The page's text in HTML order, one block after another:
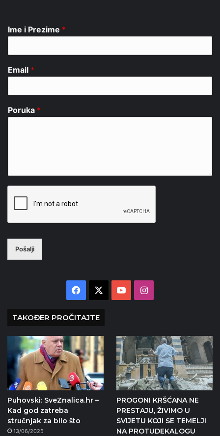
Ime i Prezime *
Email *
Poruka *
Pošalji
Facebook YouTubeInstagram
TAKOĐER PROČITAJTE
Puhovski: SveZnalica.hr –
Kad god zatreba
stručnjak za bilo što
13/06/2025
PROGONI KRŠĆANA NE
PRESTAJU, ŽIVIMO U
SVIJETU KOJI SE TEMELJI
NA PROTUDEKALOGU